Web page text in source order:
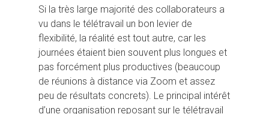
Si la très large majorité des collaborateurs a
vu dans le télétravail un bon levier de
flexibilité, la réalité est tout autre, car les
journées étaient bien souvent plus longues et
pas forcément plus productives (beaucoup
de réunions à distance via Zoom et assez
peu de résultats concrets). Le principal intérêt
d’une organisation reposant sur le télétravail